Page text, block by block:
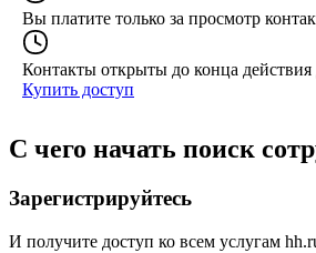
Вы платите только за просмотр
Контакты открыты до конца действия
Купить доступ
С чего начать поиск
Зарегистрируйтесь
И получите доступ ко всем услугам